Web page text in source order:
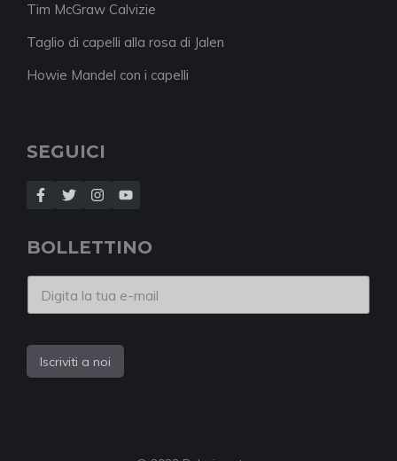
Tim McGraw Calvizie
Taglio di capelli alla rosa di Jalen
Howie Mandel con i capelli
SEGUICI
BOLLETTINO
Iscriviti a noi